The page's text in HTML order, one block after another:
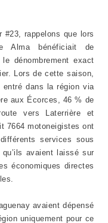
#23, rappelons que lors
Alma bénéficiait de
dénombrement exact
Lors de cette saison,
dans la région via
aux Écorces, 46 % de
vers Laterrière et
7664 motoneigistes ont
services sous
avaient laissé sur
économiques directes
avaient dépensé
uniquement pour ce